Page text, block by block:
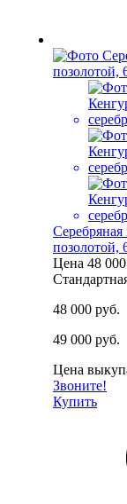
позолотой,
Цена 48
48 000 руб.
49 000 руб.
Цена
Звоните!
Купить